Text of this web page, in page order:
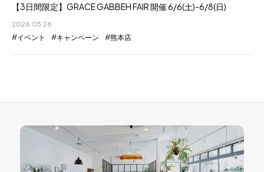
【3日間限定】GRACE GABBEH FAIR 開催 6/6(土)-6/8(日)
2026.05.26
イベント キャンペーン 熊本店